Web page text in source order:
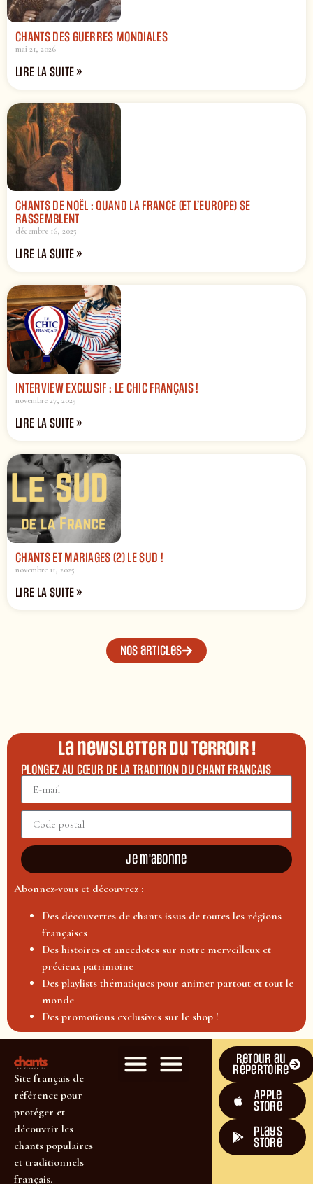
CHANTS DES GUERRES MONDIALES
mai 21, 2026
LIRE LA SUITE »
CHANTS DE NOËL : QUAND LA FRANCE (ET L’EUROPE) SE
RASSEMBLENT
décembre 16, 2025
LIRE LA SUITE »
INTERVIEW EXCLUSIF : LE CHIC FRANÇAIS !
novembre 27, 2025
LIRE LA SUITE »
CHANTS ET MARIAGES (2) LE SUD !
novembre 11, 2025
LIRE LA SUITE »
Nos articles
La newsletter du terroir !
PLONGEZ AU CŒUR DE LA TRADITION DU CHANT FRANÇAIS
Je m'abonne
Abonnez-vous et découvrez :
Des découvertes de chants issus de toutes les régions
françaises
Des histoires et anecdotes sur notre merveilleux et
précieux patrimoine
Des playlists thématiques pour animer partout et tout le
monde
Des promotions exclusives sur le shop !
Site français de
référence pour
protéger et
découvrir les
chants populaires
et traditionnels
français.
Retour au
répertoire
Apple
Store
plays
store